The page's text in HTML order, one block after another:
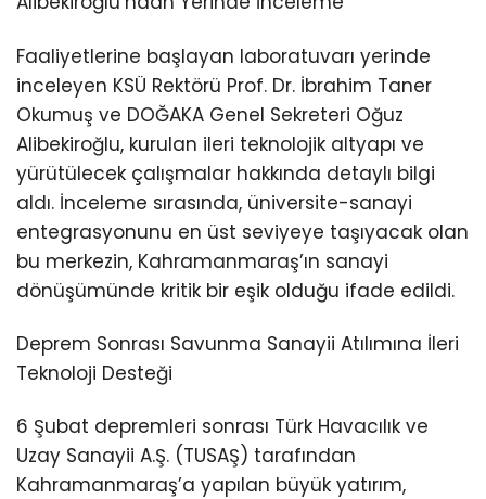
Faaliyetlerine başlayan laboratuvarı yerinde
inceleyen KSÜ Rektörü Prof. Dr. İbrahim Taner
Okumuş ve DOĞAKA Genel Sekreteri Oğuz
Alibekiroğlu, kurulan ileri teknolojik altyapı ve
yürütülecek çalışmalar hakkında detaylı bilgi
aldı. İnceleme sırasında, üniversite-sanayi
entegrasyonunu en üst seviyeye taşıyacak olan
bu merkezin, Kahramanmaraş’ın sanayi
dönüşümünde kritik bir eşik olduğu ifade edildi.
Deprem Sonrası Savunma Sanayii Atılımına İleri
Teknoloji Desteği
6 Şubat depremleri sonrası Türk Havacılık ve
Uzay Sanayii A.Ş. (TUSAŞ) tarafından
Kahramanmaraş’a yapılan büyük yatırım,